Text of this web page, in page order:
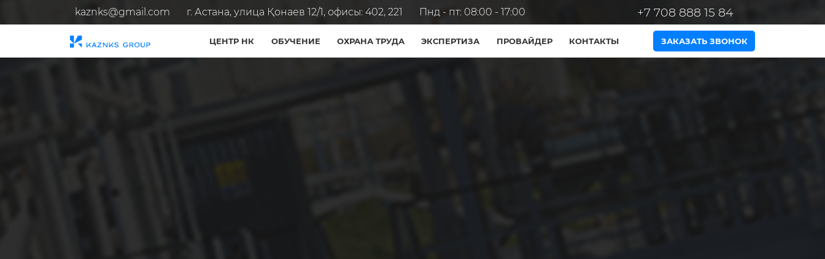
kaznks@gmail.com г. Астана, улица Қонаев 12/1, офисы: 402, 221 Пнд - пт: 08:00 - 17:00 +7 708 888 15 84
ЦЕНТР НК ОБУЧЕНИЕ ОХРАНА ТРУДА ЭКСПЕРТИЗА ПРОВАЙДЕР КОНТАКТЫ ЗАКАЗАТЬ ЗВОНОК